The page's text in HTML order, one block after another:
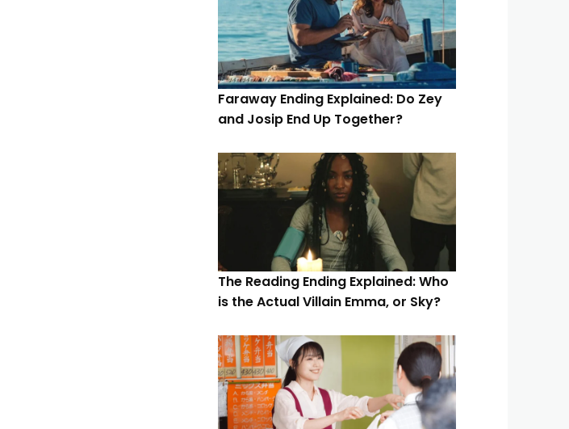
Faraway Ending Explained: Do Zey
and Josip End Up Together?
The Reading Ending Explained: Who
is the Actual Villain Emma, or Sky?